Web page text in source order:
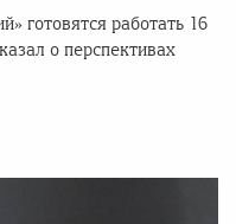
готовятся работать 16
о перспективах